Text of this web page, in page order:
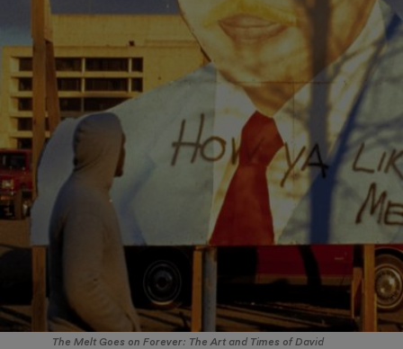
The Melt Goes on Forever: The Art and Times of David